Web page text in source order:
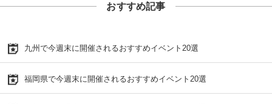
おすすめ記事
九州で今週末に開催されるおすすめイベント20選
福岡県で今週末に開催されるおすすめイベント20選